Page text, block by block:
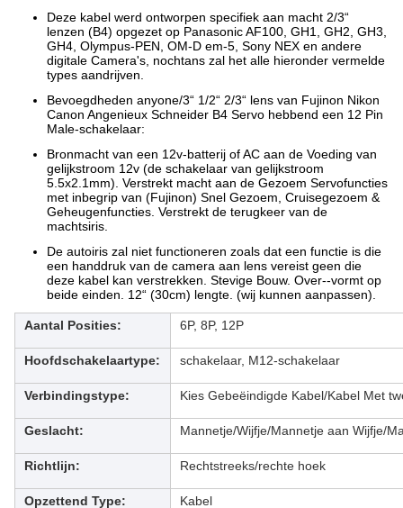
Deze kabel werd ontworpen specifiek aan macht 2/3“
lenzen (B4) opgezet op Panasonic AF100, GH1, GH2, GH3,
GH4, Olympus-PEN, OM-D em-5, Sony NEX en andere
digitale Camera's, nochtans zal het alle hieronder vermelde
types aandrijven.
Bevoegdheden anyone/3“ 1/2“ 2/3“ lens van Fujinon Nikon
Canon Angenieux Schneider B4 Servo hebbend een 12 Pin
Male-schakelaar:
Bronmacht van een 12v-batterij of AC aan de Voeding van
gelijkstroom 12v (de schakelaar van gelijkstroom
5.5x2.1mm). Verstrekt macht aan de Gezoem Servofuncties
met inbegrip van (Fujinon) Snel Gezoem, Cruisegezoem &
Geheugenfuncties. Verstrekt de terugkeer van de
machtsiris.
De autoiris zal niet functioneren zoals dat een functie is die
een handdruk van de camera aan lens vereist geen die
deze kabel kan verstrekken. Stevige Bouw. Over--vormt op
beide einden. 12“ (30cm) lengte. (wij kunnen aanpassen).
Aantal Posities: 6P, 8P, 12P
Hoofdschakelaartype: schakelaar, M12-schakelaar
Verbindingstype: Kies Gebeëindigde Kabel/Kabel Met
Geslacht: Mannetje/Wijfje/Mannetje aan Wijfje/
Richtlijn: Rechtstreeks/rechte hoek
Opzettend Type: Kabel